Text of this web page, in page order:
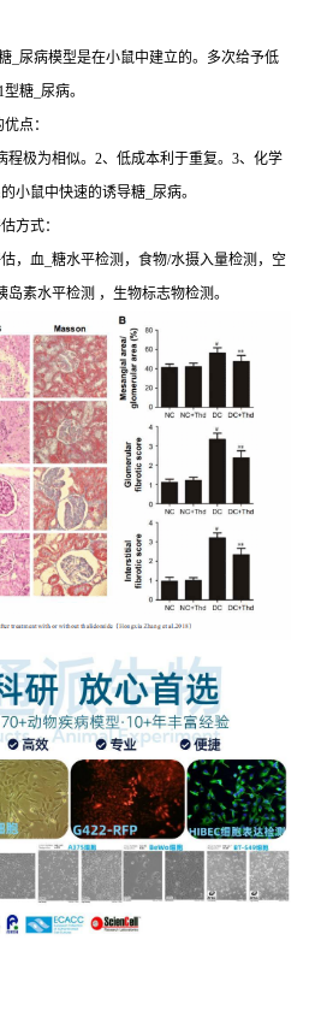
_尿病模型是在小鼠中建立的。多次给予低
糖_尿病。
点：
程极为相似。2、低成本利于重复。3、化学
小鼠中快速的诱导糖_尿病。
方式：
，血_糖水平检测，食物/水摄入量检测，空
素水平检测 ，生物标志物检测。